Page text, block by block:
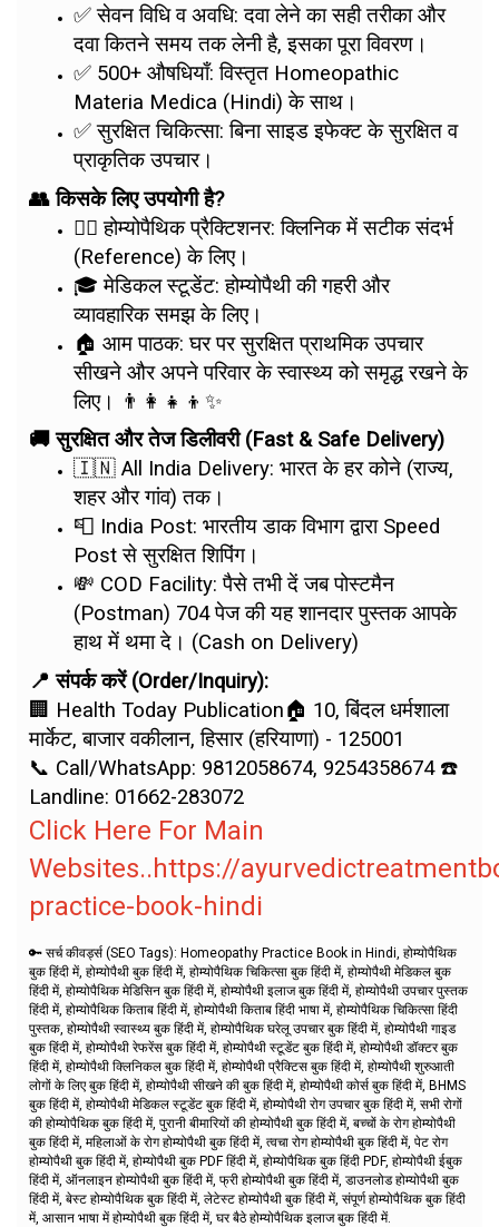
✅ सेवन विधि व अवधि: दवा लेने का सही तरीका और
दवा कितने समय तक लेनी है, इसका पूरा विवरण।
✅ 500+ औषधियाँ: विस्तृत Homeopathic
Materia Medica (Hindi) के साथ।
✅ सुरक्षित चिकित्सा: बिना साइड इफेक्ट के सुरक्षित व
प्राकृतिक उपचार।
👥 किसके लिए उपयोगी है?
👨‍⚕️ होम्योपैथिक प्रैक्टिशनर: क्लिनिक में सटीक संदर्भ
(Reference) के लिए।
🎓 मेडिकल स्टूडेंट: होम्योपैथी की गहरी और
व्यावहारिक समझ के लिए।
🏠 आम पाठक: घर पर सुरक्षित प्राथमिक उपचार
सीखने और अपने परिवार के स्वास्थ्य को समृद्ध रखने के
लिए। 👨‍👩‍👧‍👦✨
🚚 सुरक्षित और तेज डिलीवरी (Fast & Safe Delivery)
🇮🇳 All India Delivery: भारत के हर कोने (राज्य,
शहर और गांव) तक।
📮 India Post: भारतीय डाक विभाग द्वारा Speed
Post से सुरक्षित शिपिंग।
💸 COD Facility: पैसे तभी दें जब पोस्टमैन
(Postman) 704 पेज की यह शानदार पुस्तक आपके
हाथ में थमा दे। (Cash on Delivery)
📍 संपर्क करें (Order/Inquiry):
🏢 Health Today Publication🏠 10, बिंदल धर्मशाला
मार्केट, बाजार वकीलान, हिसार (हरियाणा) - 125001
📞 Call/WhatsApp: 9812058674, 9254358674 ☎️
Landline: 01662-283072
Click Here For Main
Websites..https://
practice-book-hindi
🔑 सर्च कीवर्ड्स (SEO Tags): Homeopathy Practice Book in Hindi, होम्योपैथिक
बुक हिंदी में, होम्योपैथी बुक हिंदी में, होम्योपैथिक चिकित्सा बुक हिंदी में, होम्योपैथी मेडिकल बुक
हिंदी में, होम्योपैथिक मेडिसिन बुक हिंदी में, होम्योपैथी इलाज बुक हिंदी में, होम्योपैथी उपचार पुस्तक
हिंदी में, होम्योपैथिक किताब हिंदी में, होम्योपैथी किताब हिंदी भाषा में, होम्योपैथिक चिकित्सा हिंदी
पुस्तक, होम्योपैथी स्वास्थ्य बुक हिंदी में, होम्योपैथिक घरेलू उपचार बुक हिंदी में, होम्योपैथी गाइड
बुक हिंदी में, होम्योपैथी रेफरेंस बुक हिंदी में, होम्योपैथी स्टूडेंट बुक हिंदी में, होम्योपैथी डॉक्टर बुक
हिंदी में, होम्योपैथी क्लिनिकल बुक हिंदी में, होम्योपैथी प्रैक्टिस बुक हिंदी में, होम्योपैथी शुरुआती
लोगों के लिए बुक हिंदी में, होम्योपैथी सीखने की बुक हिंदी में, होम्योपैथी कोर्स बुक हिंदी में, BHMS
बुक हिंदी में, होम्योपैथी मेडिकल स्टूडेंट बुक हिंदी में, होम्योपैथी रोग उपचार बुक हिंदी में, सभी रोगों
की होम्योपैथिक बुक हिंदी में, पुरानी बीमारियों की होम्योपैथी बुक हिंदी में, बच्चों के रोग होम्योपैथी
बुक हिंदी में, महिलाओं के रोग होम्योपैथी बुक हिंदी में, त्वचा रोग होम्योपैथी बुक हिंदी में, पेट रोग
होम्योपैथी बुक हिंदी में, होम्योपैथी बुक PDF हिंदी में, होम्योपैथिक बुक हिंदी PDF, होम्योपैथी ईबुक
हिंदी में, ऑनलाइन होम्योपैथी बुक हिंदी में, फ्री होम्योपैथी बुक हिंदी में, डाउनलोड होम्योपैथी बुक
हिंदी में, बेस्ट होम्योपैथिक बुक हिंदी में, लेटेस्ट होम्योपैथी बुक हिंदी में, संपूर्ण होम्योपैथिक बुक हिंदी
में, आसान भाषा में होम्योपैथी बुक हिंदी में, घर बैठे होम्योपैथिक इलाज बुक हिंदी में.